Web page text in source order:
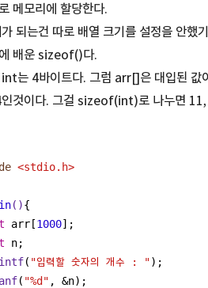
메모리에 할당한다.
되는건 따로 배열 크기를 설정을 안
배운 sizeof()다.
int는 4바이트다. 그럼 arr[]은 대입된
이다. 그걸 sizeof(int)로 나누면 11,
<stdio.h>
(){
arr[1000];
n;
( "입력할 숫자의 개수 : ");
( "%d" , &n);